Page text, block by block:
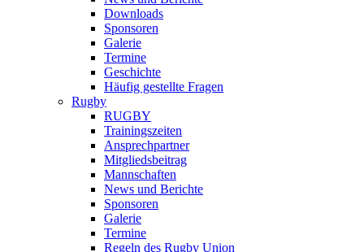
Downloads
Sponsoren
Galerie
Termine
Geschichte
Häufig gestellte Fragen
Rugby
RUGBY
Trainingszeiten
Ansprechpartner
Mitgliedsbeitrag
Mannschaften
News und Berichte
Sponsoren
Galerie
Termine
Regeln des Rugby Union